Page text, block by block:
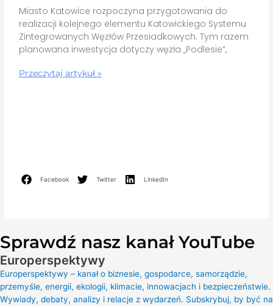
Miasto Katowice rozpoczyna przygotowania do
realizacji kolejnego elementu Katowickiego Systemu
Zintegrowanych Węzłów Przesiadkowych. Tym razem
planowana inwestycja dotyczy węzła „Podlesie”,
Przeczytaj artykuł »
Facebook Twitter LinkedIn
Sprawdź nasz kanał YouTube
Europerspektywy
Europerspektywy – kanał o biznesie, gospodarce, samorządzie,
przemyśle, energii, ekologii, klimacie, innowacjach i bezpieczeństwie.
Wywiady, debaty, analizy i relacje z wydarzeń. Subskrybuj, by być na